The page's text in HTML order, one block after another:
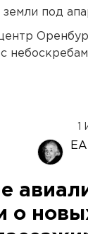
земли под
о